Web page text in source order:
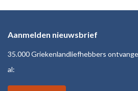
Aanmelden nieuwsbrief
35.000 Griekenlandliefhebbers
al: